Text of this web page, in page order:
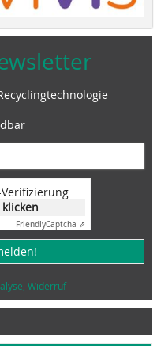
FriendlyCaptcha ⇗
Widerruf